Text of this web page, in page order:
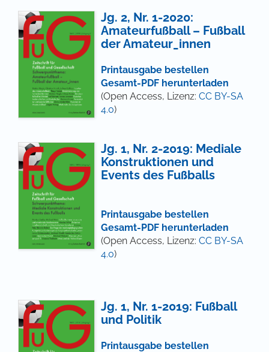
Jg. 2, Nr. 1-2020:
Amateurfußball – Fußball
der Amateur_innen
Printausgabe bestellen
Gesamt-PDF herunterladen
(Open Access, Lizenz: CC BY-SA
4.0)
Jg. 1, Nr. 2-2019: Mediale
Konstruktionen und
Events des Fußballs
Printausgabe bestellen
Gesamt-PDF herunterladen
(Open Access, Lizenz: CC BY-SA
4.0)
Jg. 1, Nr. 1-2019: Fußball
und Politik
Printausgabe bestellen